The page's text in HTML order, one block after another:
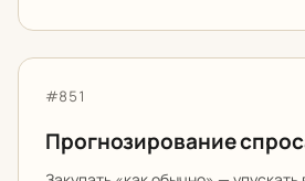
Прогнозирование спроса на
Артикул:
#851
Прогнозирование